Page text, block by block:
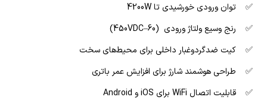
✅ توان ورودی خورشیدی تا 4200W
✅ رنج وسیع ولتاژ ورودی (60–450VDC)
✅ کیت ضدگردوغبار داخلی برای محیط‌های سخت
✅ طراحی هوشمند شارژ برای افزایش عمر باتری
✅ قابلیت اتصال WiFi برای iOS و Android